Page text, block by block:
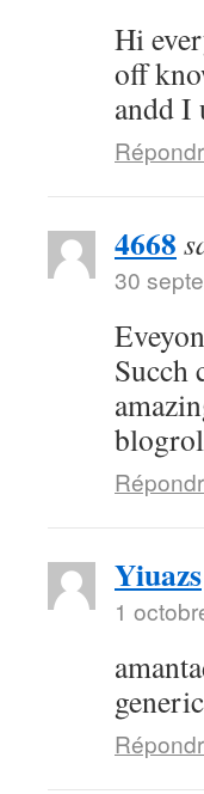
Hi
off
andd I
4668
30
Succh
Yiuazs
1